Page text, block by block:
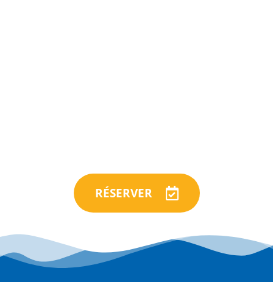
RÉSERVER